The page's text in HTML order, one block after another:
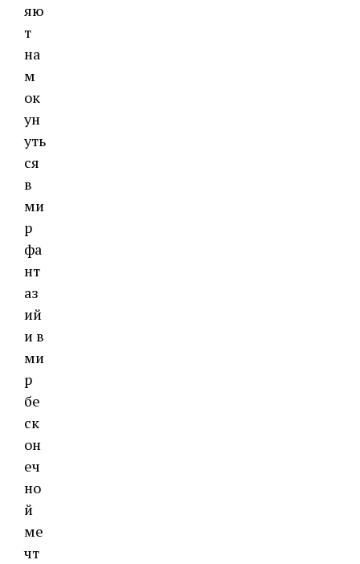
яю
т
на
м
ок
ун
уть
ся
в
ми
р
фа
нт
аз
ий
и в
ми
р
бе
ск
он
еч
но
й
ме
чт